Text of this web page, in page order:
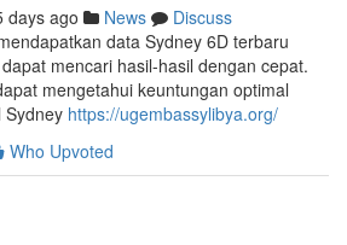
days ago News
Discuss
data Sydney 6D terbaru
mencari hasil-hasil dengan cepat.
mengetahui keuntungan optimal
Sydney https://ugembassylibya.org/
Who Upvoted